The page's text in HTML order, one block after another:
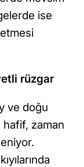
ise
rüzgar
ve doğu
zaman